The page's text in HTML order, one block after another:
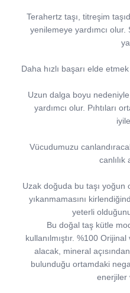
Terahertz taşı, titreşim
yenilemeye yardımcı
Daha hızlı başarı elde
Uzun dalga boyu
yardımcı olur. Pıhtıları
Vücudumuzu
canlılık
Uzak doğuda bu taşı yoğun
yıkanmamasını
yeterli
Bu doğal taş kütle
kullanılmıştır. %100
alacak, mineral
bulunduğu ortamdaki
enerjiler